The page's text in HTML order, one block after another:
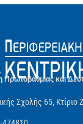
Πρωτοβάθμιας και
Σχολής 65, Κτίριο